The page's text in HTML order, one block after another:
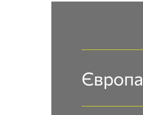
Європа